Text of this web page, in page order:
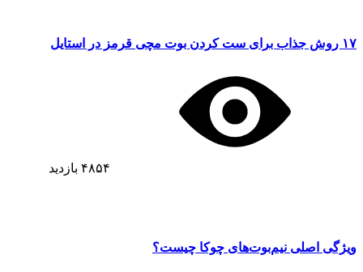
۱۷ روش جذاب برای ست کردن بوت مچی قرمز در استایل
۴۸۵۴ بازدید
ویژگی اصلی نیم‌بوت‌های چوکا چیست؟